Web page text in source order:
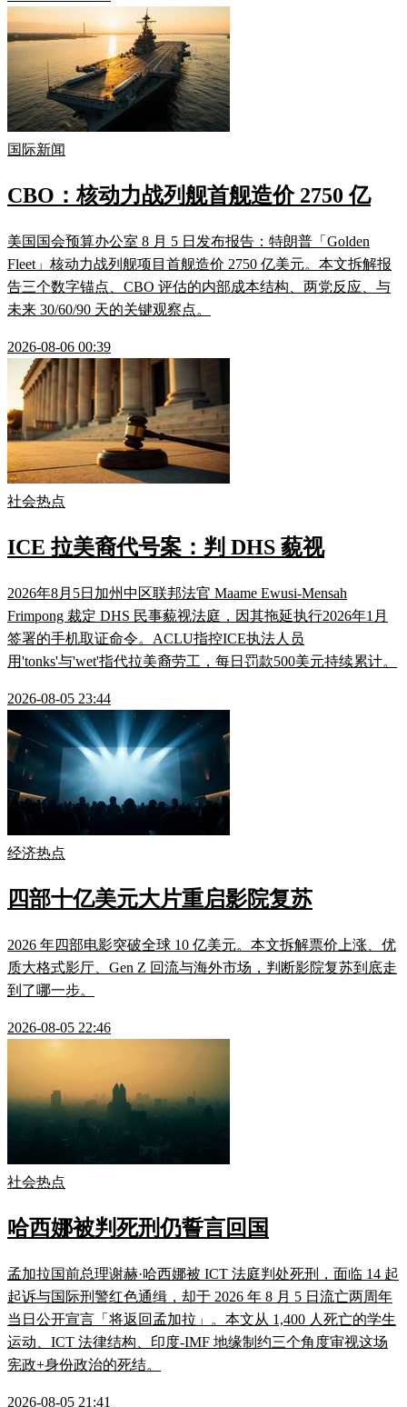
国际新闻
CBO：核动力战列舰首舰造价 2750 亿
美国国会预算办公室 8 月 5 日发布报告：特朗普「Golden
Fleet」核动力战列舰项目首舰造价 2750 亿美元。本文拆解报
告三个数字锚点、CBO 评估的内部成本结构、两党反应、与
未来 30/60/90 天的关键观察点。
2026-08-06 00:39
社会热点
ICE 拉美裔代号案：判 DHS 藐视
2026年8月5日加州中区联邦法官 Maame Ewusi-Mensah
Frimpong 裁定 DHS 民事藐视法庭，因其拖延执行2026年1月
签署的手机取证命令。ACLU指控ICE执法人员
用'tonks'与'wet'指代拉美裔劳工，每日罚款500美元持续累计。
2026-08-05 23:44
经济热点
四部十亿美元大片重启影院复苏
2026 年四部电影突破全球 10 亿美元。本文拆解票价上涨、优
质大格式影厅、Gen Z 回流与海外市场，判断影院复苏到底走
到了哪一步。
2026-08-05 22:46
社会热点
哈西娜被判死刑仍誓言回国
孟加拉国前总理谢赫·哈西娜被 ICT 法庭判处死刑，面临 14 起
起诉与国际刑警红色通缉，却于 2026 年 8 月 5 日流亡两周年
当日公开宣言「将返回孟加拉」。本文从 1,400 人死亡的学生
运动、ICT 法律结构、印度-IMF 地缘制约三个角度审视这场
宪政+身份政治的死结。
2026-08-05 21:41